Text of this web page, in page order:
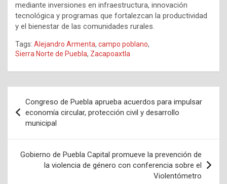
mediante inversiones en infraestructura, innovación
tecnológica y programas que fortalezcan la productividad
y el bienestar de las comunidades rurales.
Tags: Alejandro Armenta, campo poblano,
Sierra Norte de Puebla, Zacapoaxtla
de
entradas
Congreso de Puebla aprueba acuerdos para impulsar
economía circular, protección civil y desarrollo
municipal
Gobierno de Puebla Capital promueve la prevención de
la violencia de género con conferencia sobre el
Violentómetro